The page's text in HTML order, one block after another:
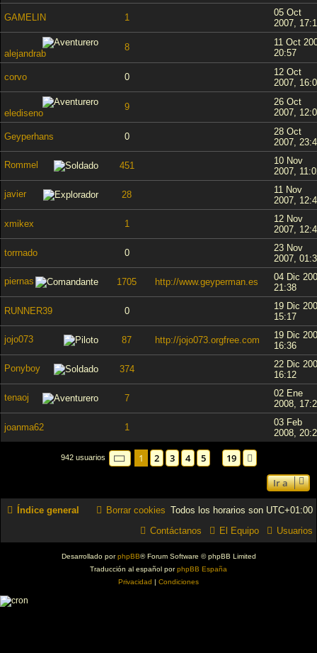
GAMELIN 1
05 Oct
2007,
alejandrab
8
11 Oct
20:57
corvo 0
12 Oct
2007,
elediseno
9
26 Oct
2007,
Geyperhans 0
28 Oct
2007,
Rommel 451
10 Nov
2007,
javier 28
11 Nov
2007,
xmikex 1
12 Nov
2007,
torrnado 0
23 Nov
2007,
piernas 1705 http://www.geyperman.es
04 Dic
21:38
RUNNER39 0
19 Dic
15:17
jojo073 87 http://jojo073.orgfree.com
19 Dic
16:36
Ponyboy 374
22 Dic
16:12
tenaoj 7
02 Ene
2008,
joanma62 1
03 Feb
2008,
942 usuarios Página de 19
1 2 3 4 5 19
Ir a
Índice general Todos los horarios son UTC+01:00
Borrar cookies
Usuarios
El Equipo
Contáctanos
Desarrollado porphpBB® Forum Software © phpBB Limited
Traducción al español porphpBB España
Privacidad | Condiciones